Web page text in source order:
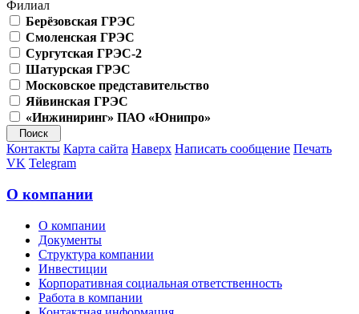
Филиал
Берёзовская ГРЭС
Смоленская ГРЭС
Сургутская ГРЭС-2
Шатурская ГРЭС
Московское представительство
Яйвинская ГРЭС
«Инжиниринг» ПАО «Юнипро»
Контакты Карта сайта Наверх Написать сообщение Печать
VK Telegram
О компании
О компании
Документы
Структура компании
Инвестиции
Корпоративная социальная ответственность
Работа в компании